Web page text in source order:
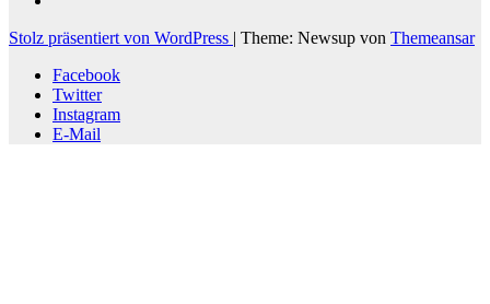
Stolz präsentiert von WordPress | Theme: Newsup von Themeansar
Facebook
Twitter
Instagram
E-Mail